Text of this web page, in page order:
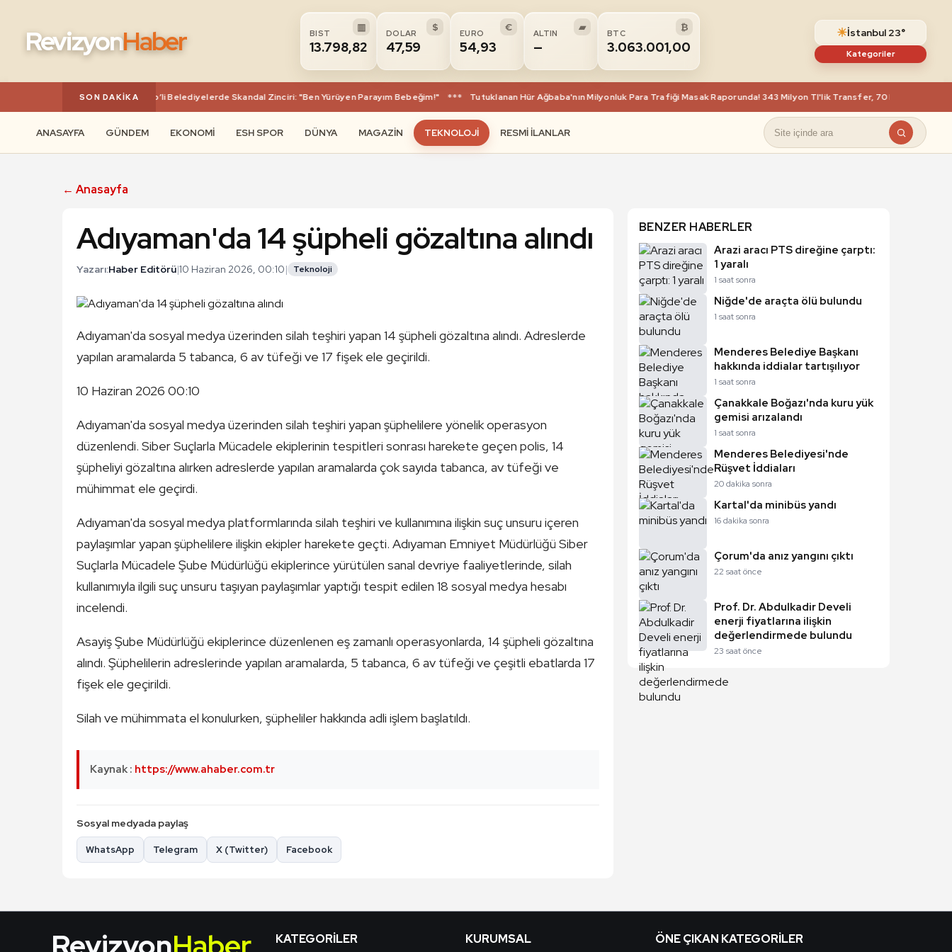
RevizyonHaber BIST
▥
13.798,82
DOLAR
$
47,59
EURO
€
54,93
ALTIN
▰
—
BTC
₿
3.063.001,00
☀İstanbul 23°
Kategoriler
SON DAKIKA
Menderes’ten Uşak’a Chp’li Belediyelerde Skandal Zinciri: "Ben Yürüyen Parayım Bebeğim!" *** Tutuklanan Hür Ağbaba'nın Milyonluk Para Trafiği Masak Raporunda! 343 Milyon Tl'lik Transfer, 70 Milyon Tl Nakit
ANASAYFA GÜNDEM EKONOMI ESH SPOR DÜNYA MAGAZIN TEKNOLOJI RESMI İLANLAR
← Anasayfa
Adıyaman'da 14 şüpheli gözaltına alındı
Yazarı:Haber Editörü|10 Haziran 2026, 00:10| Teknoloji
Adıyaman'da sosyal medya üzerinden silah teşhiri yapan 14 şüpheli gözaltına alındı. Adreslerde
yapılan aramalarda 5 tabanca, 6 av tüfeği ve 17 fişek ele geçirildi.
10 Haziran 2026 00:10
Adıyaman'da sosyal medya üzerinden silah teşhiri yapan şüphelilere yönelik operasyon
düzenlendi. Siber Suçlarla Mücadele ekiplerinin tespitleri sonrası harekete geçen polis, 14
şüpheliyi gözaltına alırken adreslerde yapılan aramalarda çok sayıda tabanca, av tüfeği ve
mühimmat ele geçirdi.
Adıyaman'da sosyal medya platformlarında silah teşhiri ve kullanımına ilişkin suç unsuru içeren
paylaşımlar yapan şüphelilere ilişkin ekipler harekete geçti. Adıyaman Emniyet Müdürlüğü Siber
Suçlarla Mücadele Şube Müdürlüğü ekiplerince yürütülen sanal devriye faaliyetlerinde, silah
kullanımıyla ilgili suç unsuru taşıyan paylaşımlar yaptığı tespit edilen 18 sosyal medya hesabı
incelendi.
Asayiş Şube Müdürlüğü ekiplerince düzenlenen eş zamanlı operasyonlarda, 14 şüpheli gözaltına
alındı. Şüphelilerin adreslerinde yapılan aramalarda, 5 tabanca, 6 av tüfeği ve çeşitli ebatlarda 17
fişek ele geçirildi.
Silah ve mühimmata el konulurken, şüpheliler hakkında adli işlem başlatıldı.
Kaynak : https://www.ahaber.com.tr
Sosyal medyada paylaş
WhatsApp Telegram X (Twitter) Facebook
BENZER HABERLER
Arazi aracı PTS direğine çarptı:
1 yaralı
1 saat sonra
Niğde'de araçta ölü bulundu
1 saat sonra
Menderes Belediye Başkanı
hakkında iddialar tartışılıyor
1 saat sonra
Çanakkale Boğazı'nda kuru yük
gemisi arızalandı
1 saat sonra
Menderes Belediyesi'nde
Rüşvet İddiaları
20 dakika sonra
Kartal'da minibüs yandı
16 dakika sonra
Çorum'da anız yangını çıktı
22 saat önce
Prof. Dr. Abdulkadir Develi
enerji fiyatlarına ilişkin
değerlendirmede bulundu
23 saat önce
KATEGORILER KURUMSAL ÖNE ÇIKAN KATEGORILER